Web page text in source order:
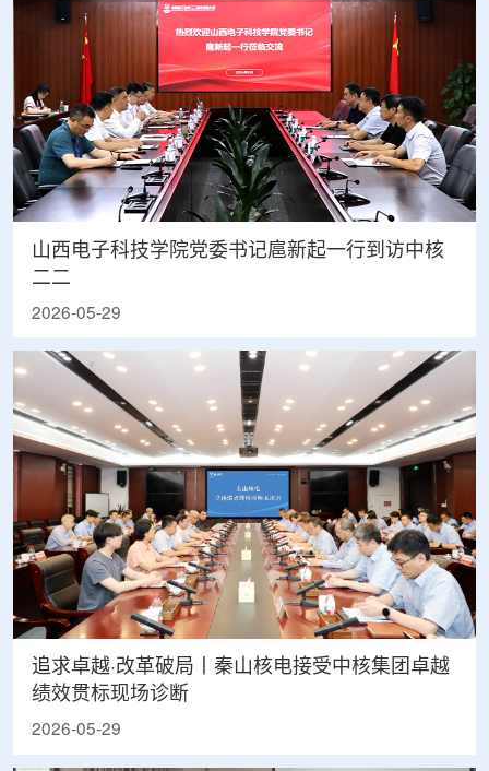
山西电子科技学院党委书记扈新起一行到访中核
二二
2026-05-29
追求卓越·改革破局丨秦山核电接受中核集团卓越
绩效贯标现场诊断
2026-05-29